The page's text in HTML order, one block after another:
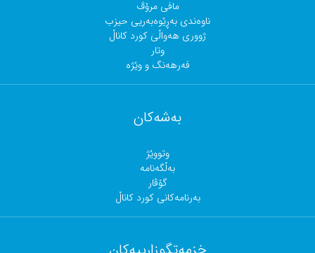
مافی مرۆڤ
ناوەندی بەڕێوەبەریی حیزب
ژووری هەواڵی کورد کاناڵ
وتار
فەرهەنگ و وێژە
بەشەکان
وتووێژ
بەڵگەنامە
گۆڤار
بەرنامەکانی کورد کاناڵ